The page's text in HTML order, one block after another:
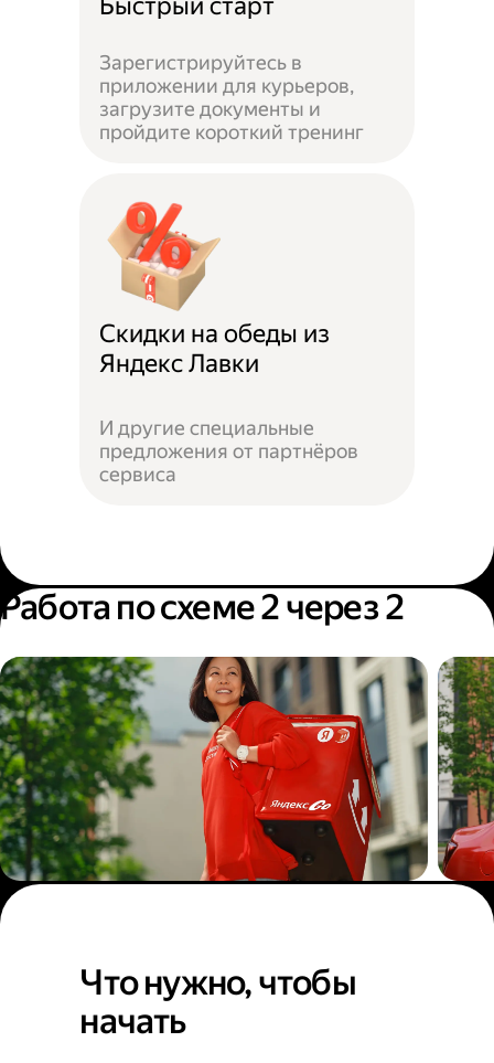
Быстрый старт
Зарегистрируйтесь в
приложении для курьеров,
загрузите документы и
пройдите короткий тренинг
Скидки на обеды из
Яндекс Лавки
И другие специальные
предложения от партнёров
сервиса
Работа по схеме 2 через 2
Пеший курьер
Что нужно, чтобы
начать